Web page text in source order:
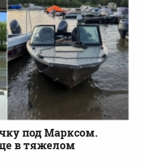
под Марксом.
в тяжелом